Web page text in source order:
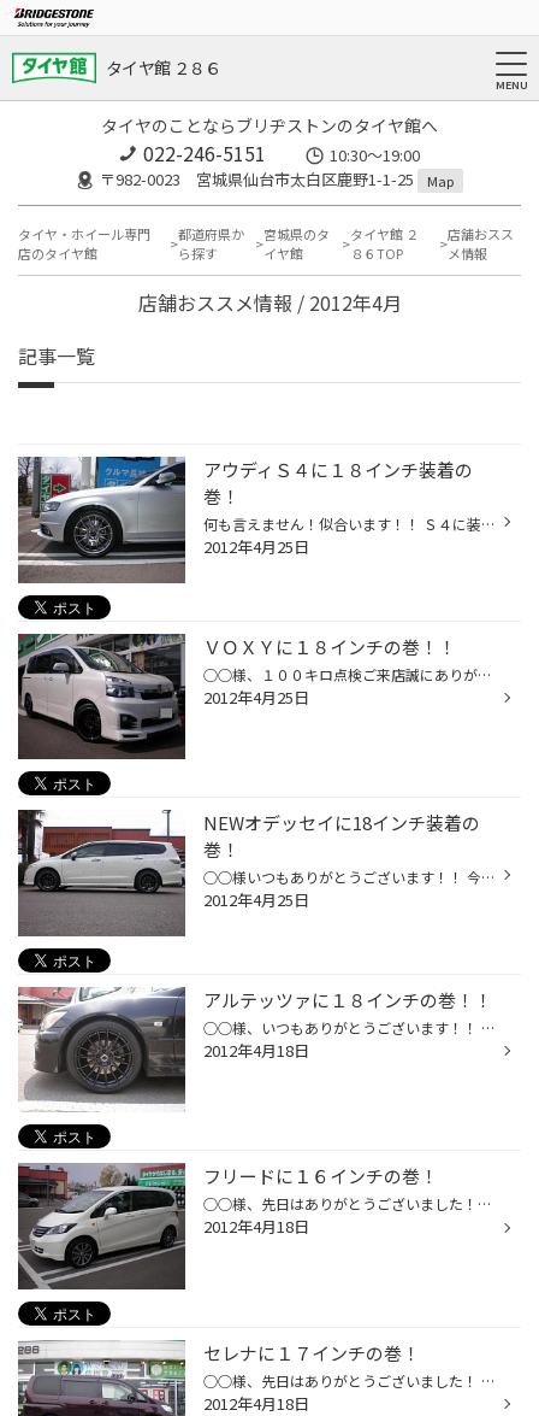
タイヤ館 ２８６
タイヤのことならブリヂストンのタイヤ館へ
022-246-5151
10:30～19:00
〒982-0023 宮城県仙台市太白区鹿野1-1-25
Map
タイヤ・ホイール専門
店のタイヤ館
都道府県か
ら探す
宮城県のタ
イヤ館
タイヤ館 ２
８６TOP
店舗おスス
メ情報
店舗おススメ情報 / 2012年4月
記事一覧
アウディＳ４に１８インチ装着の
巻！
何も言えません！似合います！！ Ｓ４に装着はＢＢＳさんも初めての様で、マッチングを取らせていただきました。ありがとうございました。 ホイールはご指定のＢＢＳ ＲＥ-Ｖ ＤＢＫ。タイヤもオーナー様ご指定のポテンザＳ００１にて。
2012年4月25日
ＶＯＸＹに１８インチの巻！！
○○様、１００キロ点検ご来店誠にありがとうございます！！ 装着の際は、撮影が出来ず大変失礼しました。 今回１００キロ点検で撮影しようと？？あれ？リムがポリッシュに！？何とお客様がご自分 でリムステッカーでポリッシュ風に！意外と（失礼）いいですね！！ミニバンにもスポーツ ホイールが似...
2012年4月25日
NEWオデッセイに18インチ装着の
巻！
○○様いつもありがとうございます！！ 今回はボルクレーシングＣ２５！！軽い！カッコイイ！！高級！！（汗） １００キロ点検お待ちしております！！
2012年4月25日
アルテッツァに１８インチの巻！！
○○様、いつもありがとうございます！！ かなり！良い！！ですね！スタッフからも同じ声が！ また宜しくお願いします！ グラムライツ５７ＸＶのセミグロスブラックにて！
2012年4月18日
フリードに１６インチの巻！
○○様、先日はありがとうございました！！ １００キロ点検お待ちしております！ スポークの定番、マキナイゾッタで！！
2012年4月18日
セレナに１７インチの巻！
○○様、先日はありがとうございました！ １００キロ点検お待ちしております！その時ご感想をお聞かせください！ ベルサスのＮＥＷモデル、アイギスとレグノＧＲ-ＸＴのセットで！
2012年4月18日